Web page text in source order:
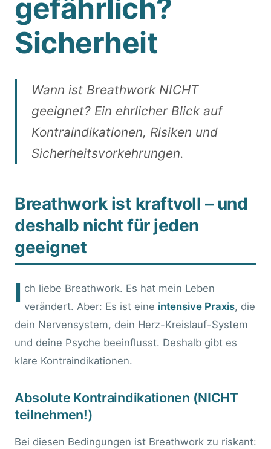
gefährlich?
Sicherheit
Wann ist Breathwork NICHT
geeignet? Ein ehrlicher Blick auf
Kontraindikationen, Risiken und
Sicherheitsvorkehrungen.
Breathwork ist kraftvoll – und
deshalb nicht für jeden
geeignet
I ch liebe Breathwork. Es hat mein Leben
verändert. Aber: Es ist eine intensive Praxis, die
dein Nervensystem, dein Herz-Kreislauf-System
und deine Psyche beeinflusst. Deshalb gibt es
klare Kontraindikationen.
Absolute Kontraindikationen (NICHT
teilnehmen!)
Bei diesen Bedingungen ist Breathwork zu riskant: